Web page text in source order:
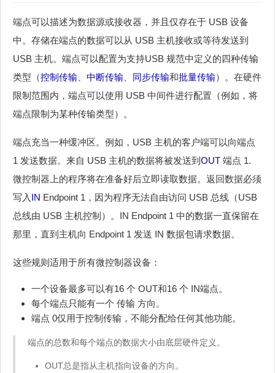
端点可以描述为数据源或接收器，并且仅存在于 USB 设备
中。存储在端点的数据可以从 USB 主机接收或等待发送到
USB 主机。端点可以配置为支持USB 规范中定义的四种传输
类型（控制传输 中断传输 同步传输和批量传输）。在硬件
限制范围内，端点可以使用 USB 中间件进行配置（例如，将
端点限制为某种传输类型）。
端点充当一种缓冲区。例如，USB 主机的客户端可以向端点
1 发送数据。来自 USB 主机的数据将被发送到 OUT 端点 1.
微控制器上的程序将在准备好后立即读取数据。返回数据必须
写入 IN Endpoint 1，因为程序无法自由访问 USB 总线（USB
总线由 USB 主机控制）。IN Endpoint 1 中的数据一直保留在
那里，直到主机向 Endpoint 1 发送 IN 数据包请求数据。
这些规则适用于所有微控制器设备：
一个设备最多可以有16 个 OUT和16 个 IN端点。
每个端点只能有一个 传输 方向。
端点 0仅用于控制传输，不能分配给任何其他功能。
端点的总数和每个端点的数据大小由底层硬件定义。
OUT总是指从主机指向设备的方向。